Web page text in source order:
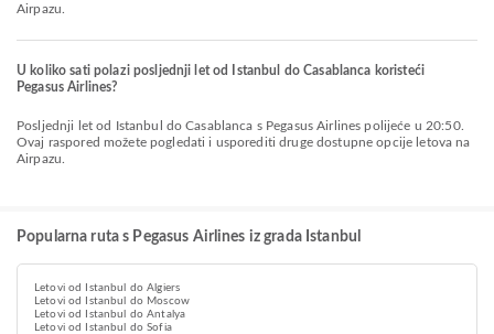
Airpazu.
U koliko sati polazi posljednji let od Istanbul do Casablanca koristeći
Pegasus Airlines?
Posljednji let od Istanbul do Casablanca s Pegasus Airlines polijeće u 20:50.
Ovaj raspored možete pogledati i usporediti druge dostupne opcije letova na
Airpazu.
Popularna ruta s Pegasus Airlines iz grada Istanbul
Letovi od Istanbul do Algiers
Letovi od Istanbul do Moscow
Letovi od Istanbul do Antalya
Letovi od Istanbul do Sofia